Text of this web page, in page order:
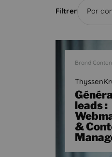
Filtrer Par
Brand
leads :
&